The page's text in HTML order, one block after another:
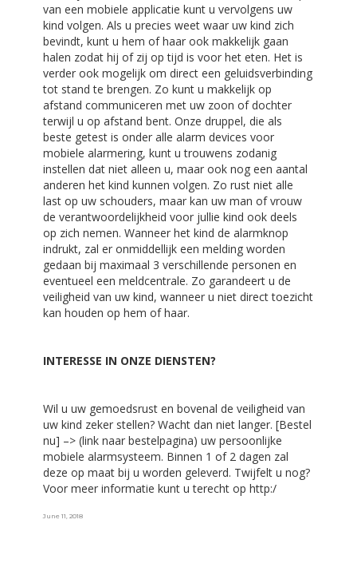
van een mobiele applicatie kunt u vervolgens uw
kind volgen. Als u precies weet waar uw kind zich
bevindt, kunt u hem of haar ook makkelijk gaan
halen zodat hij of zij op tijd is voor het eten. Het is
verder ook mogelijk om direct een geluidsverbinding
tot stand te brengen. Zo kunt u makkelijk op
afstand communiceren met uw zoon of dochter
terwijl u op afstand bent. Onze druppel, die als
beste getest is onder alle alarm devices voor
mobiele alarmering, kunt u trouwens zodanig
instellen dat niet alleen u, maar ook nog een aantal
anderen het kind kunnen volgen. Zo rust niet alle
last op uw schouders, maar kan uw man of vrouw
de verantwoordelijkheid voor jullie kind ook deels
op zich nemen. Wanneer het kind de alarmknop
indrukt, zal er onmiddellijk een melding worden
gedaan bij maximaal 3 verschillende personen en
eventueel een meldcentrale. Zo garandeert u de
veiligheid van uw kind, wanneer u niet direct toezicht
kan houden op hem of haar.
INTERESSE IN ONZE DIENSTEN?
Wil u uw gemoedsrust en bovenal de veiligheid van
uw kind zeker stellen? Wacht dan niet langer. [Bestel
nu] –> (link naar bestelpagina) uw persoonlijke
mobiele alarmsysteem. Binnen 1 of 2 dagen zal
deze op maat bij u worden geleverd. Twijfelt u nog?
Voor meer informatie kunt u terecht op http:/
Posted
June 11, 2018